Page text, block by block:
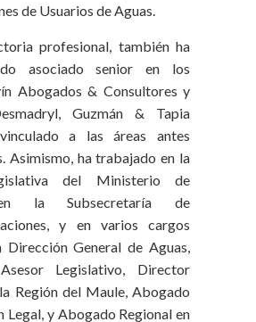
de Usuarios de Aguas.
profesional, también ha
asociado senior en los
Abogados & Consultores y
Guzmán & Tapia
a las áreas antes
Asimismo, ha trabajado en la
del Ministerio de
la Subsecretaría de
y en varios cargos
General de Aguas,
Legislativo, Director
Región del Maule, Abogado
Legal, y Abogado Regional en